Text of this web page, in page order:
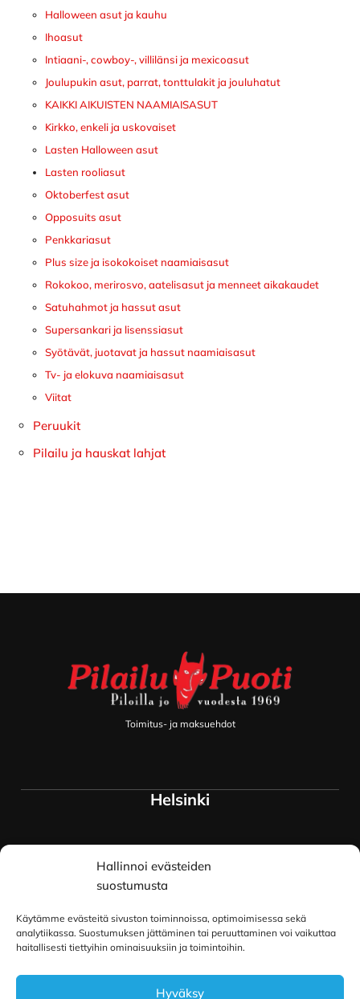
Hallinnoi evästeiden
suostumusta
Käytämme evästeitä sivuston toiminnoissa, optimoimisessa sekä
analytiikassa. Suostumuksen jättäminen tai peruuttaminen voi vaikuttaa
haitallisesti tiettyihin ominaisuuksiin ja toimintoihin.
Hyväksy
Halloween asut ja kauhu
Ihoasut
Intiaani-, cowboy-, villilänsi ja mexicoasut
Joulupukin asut, parrat, tonttulakit ja jouluhatut
KAIKKI AIKUISTEN NAAMIAISASUT
Kirkko, enkeli ja uskovaiset
Lasten Halloween asut
Lasten rooliasut
Oktoberfest asut
Opposuits asut
Penkkariasut
Plus size ja isokokoiset naamiaisasut
Rokokoo, merirosvo, aatelisasut ja menneet aikakaudet
Satuhahmot ja hassut asut
Supersankari ja lisenssiasut
Syötävät, juotavat ja hassut naamiaisasut
Tv- ja elokuva naamiaisasut
Viitat
Peruukit
Pilailu ja hauskat lahjat
Toimitus- ja maksuehdot
Helsinki
Myymälä ja keskusvarasto
Siltavuorenranta 18
00170 Helsinki
Oulu
Kauppurienkatu 34
90100 Oulu